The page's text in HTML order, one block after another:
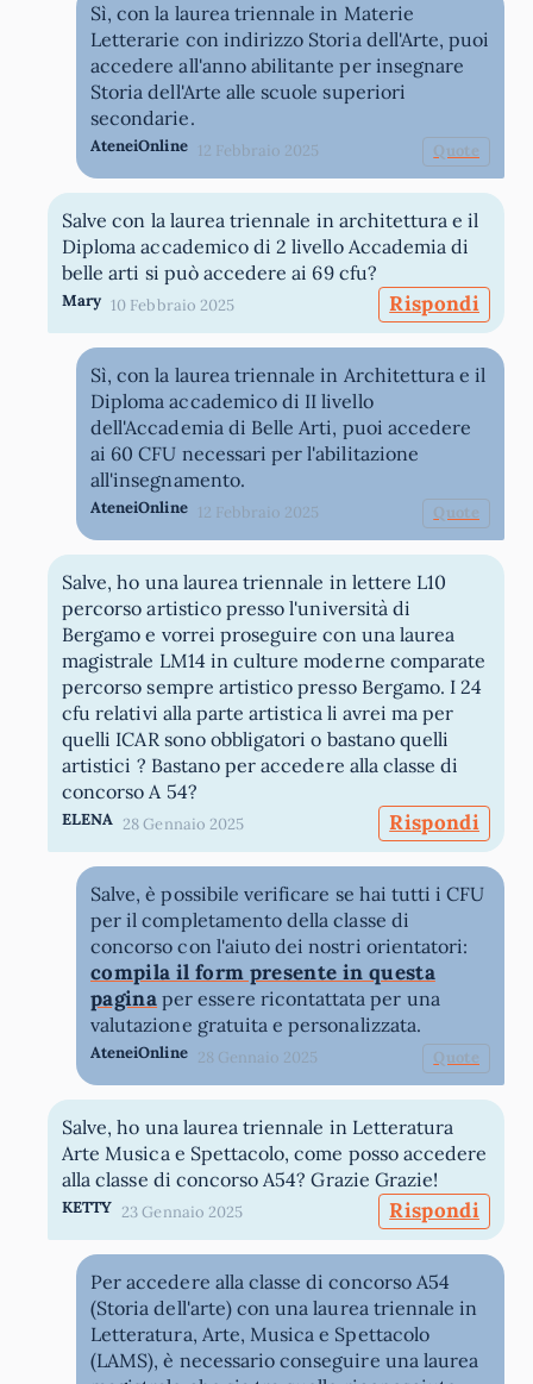
Sì, con la laurea triennale in Materie
Letterarie con indirizzo Storia dell'Arte, puoi
accedere all'anno abilitante per insegnare
Storia dell'Arte alle scuole superiori
secondarie.
AteneiOnline 12 Febbraio 2025 Quote
Salve con la laurea triennale in architettura e il
Diploma accademico di 2 livello Accademia di
belle arti si può accedere ai 69 cfu?
Mary 10 Febbraio 2025 Rispondi
Sì, con la laurea triennale in Architettura e il
Diploma accademico di II livello
dell'Accademia di Belle Arti, puoi accedere
ai 60 CFU necessari per l'abilitazione
all'insegnamento.
AteneiOnline 12 Febbraio 2025 Quote
Salve, ho una laurea triennale in lettere L10
percorso artistico presso l'università di
Bergamo e vorrei proseguire con una laurea
magistrale LM14 in culture moderne comparate
percorso sempre artistico presso Bergamo. I 24
cfu relativi alla parte artistica li avrei ma per
quelli ICAR sono obbligatori o bastano quelli
artistici ? Bastano per accedere alla classe di
concorso A 54?
ELENA 28 Gennaio 2025 Rispondi
Salve, è possibile verificare se hai tutti i CFU
per il completamento della classe di
concorso con l'aiuto dei nostri orientatori:
compila il form presente in questa
pagina per essere ricontattata per una
valutazione gratuita e personalizzata.
AteneiOnline 28 Gennaio 2025 Quote
Salve, ho una laurea triennale in Letteratura
Arte Musica e Spettacolo, come posso accedere
alla classe di concorso A54? Grazie Grazie!
KETTY 23 Gennaio 2025 Rispondi
Per accedere alla classe di concorso A54
(Storia dell'arte) con una laurea triennale in
Letteratura, Arte, Musica e Spettacolo
(LAMS), è necessario conseguire una laurea